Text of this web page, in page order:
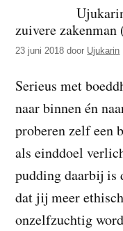
z
e
i
t
e
n
d
z
e
i
t
e
zuivere zakenman
23 juni 2018 door Ujukarin
Serieus met
naar binnen én
proberen zelf een
als einddoel
pudding daarbij is
dat jij meer
onzelfzuchtig